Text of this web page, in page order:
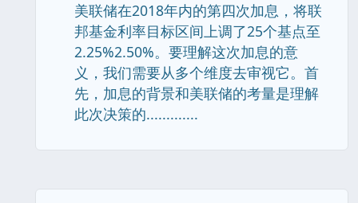
美联储在2018年内的第四次加息，将联
邦基金利率目标区间上调了25个基点至
2.25%2.50%。要理解这次加息的意
义，我们需要从多个维度去审视它。首
先，加息的背景和美联储的考量是理解
此次决策的.............